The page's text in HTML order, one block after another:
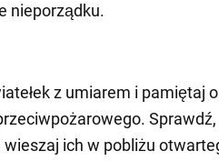
nieporządku.
z umiarem i pamiętaj
wieszaj ich w pobliżu